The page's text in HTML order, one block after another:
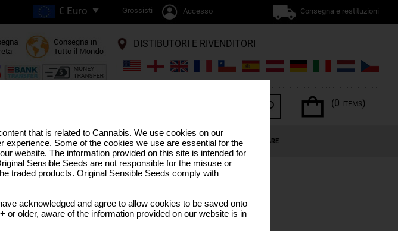
Grossisti Accesso Consegna e restituzioni
DISTIBUTORI E RIVENDITORI
(0 ITEMS)
USA SEMI SFUSI TERPENI DELLA CANNABIS OFFERTE SPECIALI CALENDARIO LUNARE
Fumez)x Big Bud
DIMENSIONE
that is related to Cannabis. We use cookies on our
experience. Some of the cookies we use are essential for the
website. The information provided on this site is intended for
Sensible Seeds are not responsible for the misuse or
traded products. Original Sensible Seeds comply with
acknowledged and agree to allow cookies to be saved onto
or older, aware of the information provided on our website is in